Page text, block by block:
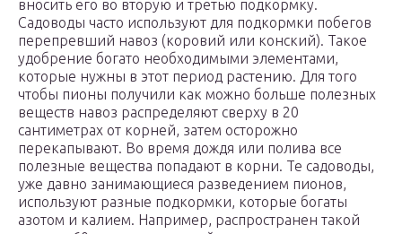
вносить его во вторую и третью подкормку.
Садоводы часто используют для подкормки побегов
перепревший навоз (коровий или конский). Такое
удобрение богато необходимыми элементами,
которые нужны в этот период растению. Для того
чтобы пионы получили как можно больше полезных
веществ навоз распределяют сверху в 20
сантиметрах от корней, затем осторожно
перекапывают. Во время дождя или полива все
полезные вещества попадают в корни. Те садоводы,
уже давно занимающиеся разведением пионов,
используют разные подкормки, которые богаты
азотом и калием. Например, распространен такой